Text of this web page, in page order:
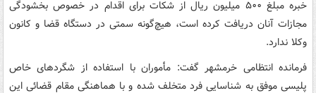
خبره مبلغ ۵۰۰ میلیون ریال از شکات برای اقدام در خصوص بخشودگی
مجازات آنان دریافت کرده است، هیچ‌گونه سمتی در دستگاه قضا و کانون
وکلا ندارد.
فرمانده انتظامی خرمشهر گفت: مأموران با استفاده از شگردهای خاص
پلیسی موفق به شناسایی فرد متخلف شده و با هماهنگی مقام قضائی این